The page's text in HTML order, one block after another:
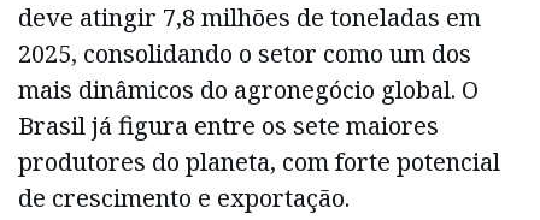
deve atingir 7,8 milhões de toneladas em
2025, consolidando o setor como um dos
mais dinâmicos do agronegócio global. O
Brasil já figura entre os sete maiores
produtores do planeta, com forte potencial
de crescimento e exportação.